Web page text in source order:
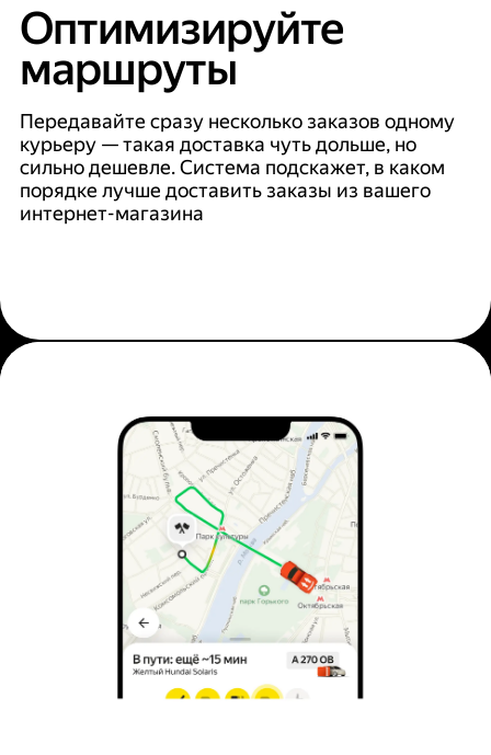
Оптимизируйте
маршруты
Передавайте сразу несколько заказов одному
курьеру — такая доставка чуть дольше, но
сильно дешевле. Система подскажет, в каком
порядке лучше доставить заказы из вашего
интернет-магазина